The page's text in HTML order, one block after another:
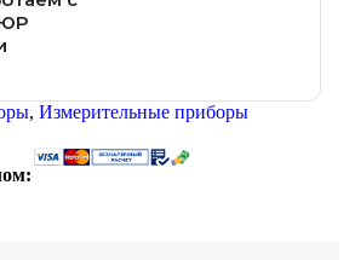
, Измерительные приборы